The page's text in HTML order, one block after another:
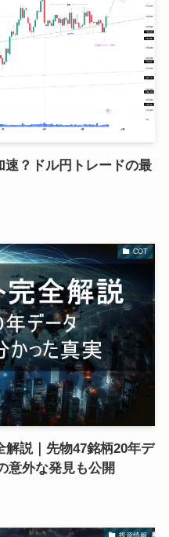
？ドル円トレードの最
COT
解説｜先物47銘柄20年デ
意外な発見も公開
投資情報